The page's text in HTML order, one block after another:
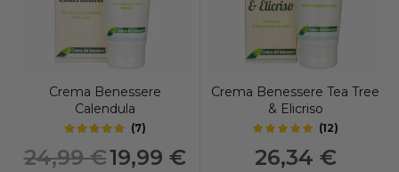
Crema Benessere
Calendula
(7)
24,99 € Prezzo
speciale
19,99 €
Crema Benessere Tea Tree
& Elicriso
(12)
26,34 €